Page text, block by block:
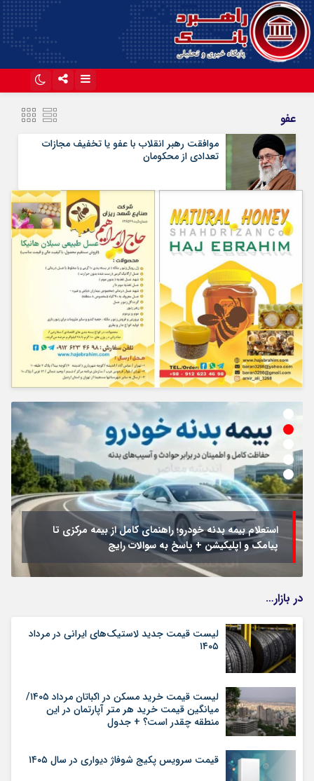
آپارات
عفو
موافقت رهبر انقلاب با عفو یا تخفیف مجازات
تعدادی از محکومان
استعلام بیمه بدنه خودرو؛ راهنمای کامل از بیمه مرکزی تا
پیامک و اپلیکیشن + پاسخ به سوالات رایج
در بازار…
لیست قیمت جدید لاستیک‌های ایرانی در مرداد
۱۴۰۵
لیست قیمت خرید مسکن در اکباتان مرداد ۱۴۰۵/
میانگین قیمت خرید هر متر آپارتمان در این
منطقه چقدر است؟ + جدول
قیمت سرویس پکیج شوفاژ دیواری در سال ۱۴۰۵